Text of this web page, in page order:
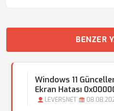
BENZER
Windows 11
Ekran Hatası
LEVERSNET